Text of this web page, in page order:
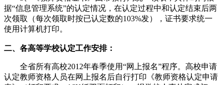
据“信息管理系统”的认定情况，在认定过程中和认定结束后两
次领取（每次领取时按已认定数的103%发），证书要求统一
使用计算机打印。
二、各高等学校认定工作安排：
全省所有高校2012年春季使用“网上报名”程序。高校申请
认定教师资格人员在网上报名后自行打印《教师资格认定申请